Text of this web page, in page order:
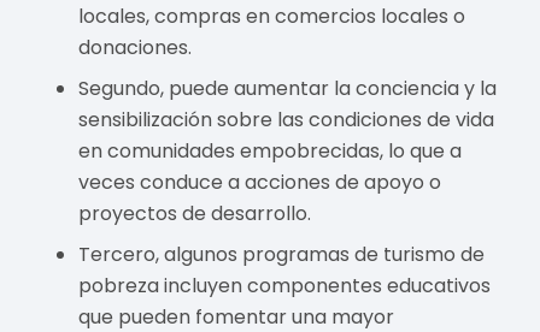
locales, compras en comercios locales o
donaciones.
Segundo, puede aumentar la conciencia y la
sensibilización sobre las condiciones de vida
en comunidades empobrecidas, lo que a
veces conduce a acciones de apoyo o
proyectos de desarrollo.
Tercero, algunos programas de turismo de
pobreza incluyen componentes educativos
que pueden fomentar una mayor